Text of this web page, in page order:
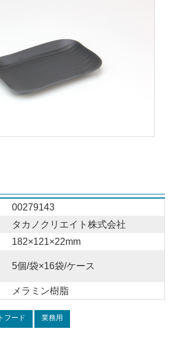
00279143
タカノクリエイト株式会社
182×121×22mm
5個/袋×16袋/ケース
メラミン樹脂
フード 業務用